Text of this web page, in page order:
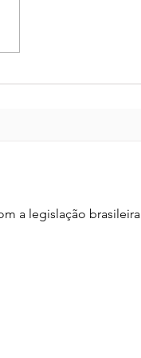
gratuita
a legislação brasileira